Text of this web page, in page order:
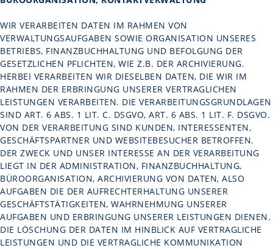
WIR VERARBEITEN DATEN IM RAHMEN VON
VERWALTUNGSAUFGABEN SOWIE ORGANISATION UNSERES
BETRIEBS, FINANZBUCHHALTUNG UND BEFOLGUNG DER
GESETZLICHEN PFLICHTEN, WIE Z.B. DER ARCHIVIERUNG.
HERBEI VERARBEITEN WIR DIESELBEN DATEN, DIE WIR IM
RAHMEN DER ERBRINGUNG UNSERER VERTRAGLICHEN
LEISTUNGEN VERARBEITEN. DIE VERARBEITUNGSGRUNDLAGEN
SIND ART. 6 ABS. 1 LIT. C. DSGVO, ART. 6 ABS. 1 LIT. F. DSGVO.
VON DER VERARBEITUNG SIND KUNDEN, INTERESSENTEN,
GESCHÄFTSPARTNER UND WEBSITEBESUCHER BETROFFEN.
DER ZWECK UND UNSER INTERESSE AN DER VERARBEITUNG
LIEGT IN DER ADMINISTRATION, FINANZBUCHHALTUNG,
BÜROORGANISATION, ARCHIVIERUNG VON DATEN, ALSO
AUFGABEN DIE DER AUFRECHTERHALTUNG UNSERER
GESCHÄFTSTÄTIGKEITEN, WAHRNEHMUNG UNSERER
AUFGABEN UND ERBRINGUNG UNSERER LEISTUNGEN DIENEN.
DIE LÖSCHUNG DER DATEN IM HINBLICK AUF VERTRAGLICHE
LEISTUNGEN UND DIE VERTRAGLICHE KOMMUNIKATION